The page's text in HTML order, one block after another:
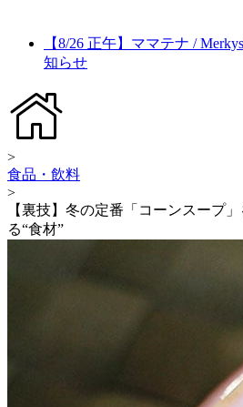
【8/26 正午】ママテナ /
知らせ
>
食品・飲料
>
【裏技】冬の定番「コーンスープ
る“食材”